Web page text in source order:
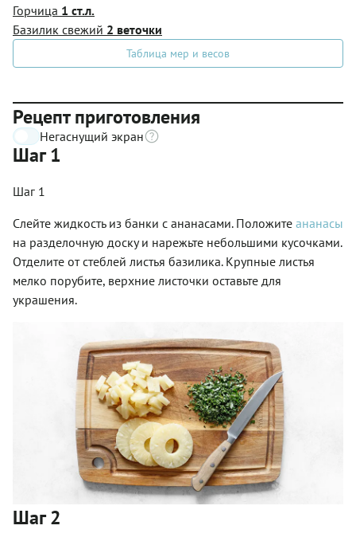
Горчица 1 ст.л.
Базилик свежий 2 веточки
Таблица мер и весов
Рецепт приготовления
Негаснущий экран
Шаг 1
Шаг 1
Слейте жидкость из банки с ананасами. Положите ананасы
на разделочную доску и нарежьте небольшими кусочками.
Отделите от стеблей листья базилика. Крупные листья
мелко порубите, верхние листочки оставьте для
украшения.
Шаг 2